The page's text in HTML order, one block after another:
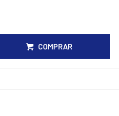
COMPRAR